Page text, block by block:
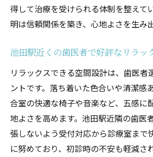
得して治療を受けられる体制を整えて
明は信頼関係を築き、心地よさを生み
池田駅近くの歯医者で好評なリラッ
リラックスできる空間設計は、歯医者
ントです。落ち着いた色合いや清潔感
合室の快適な椅子や音楽など、五感に
地よさを高めます。池田駅近隣の歯医
張しないよう受付対応から診療室まで
に努めており、初診時の不安も軽減さ